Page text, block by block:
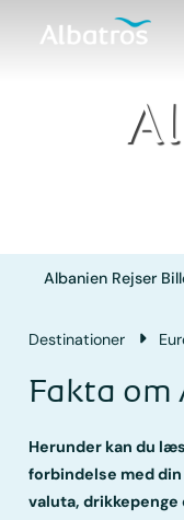
Albanien Rejser
Destinationer
Fakta om
Herunder kan du
forbindelse med
valuta, drikkepenge